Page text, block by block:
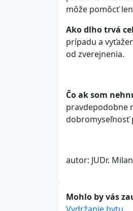
môže pomôcť
Ako dlho trvá
prípadu a
od zverejnenia.
Čo ak som
pravdepodobne
dobromyseľnosť
autor: JUDr.
Mohlo by vás